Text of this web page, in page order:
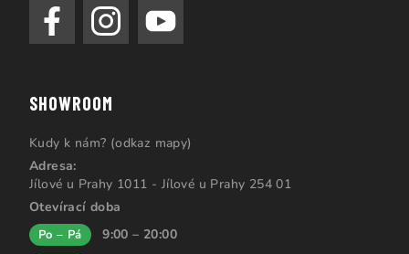
SHOWROOM
Kudy k nám? (odkaz mapy)
Adresa:
Jílové u Prahy 1011 - Jílové u Prahy 254 01
Otevírací doba
Po – Pá 9:00 – 20:00